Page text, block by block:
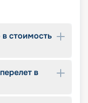
стоимость
в